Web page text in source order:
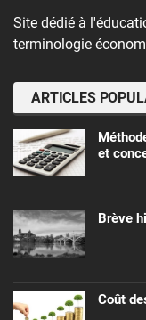
Site dédié à
terminologie
ARTICLES
et
Brève
Coût